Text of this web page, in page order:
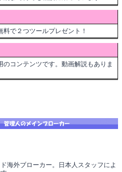
で２つツールプレゼント！
コンテンツです。動画解説もありま
海外ブローカー。日本人スタッフによ